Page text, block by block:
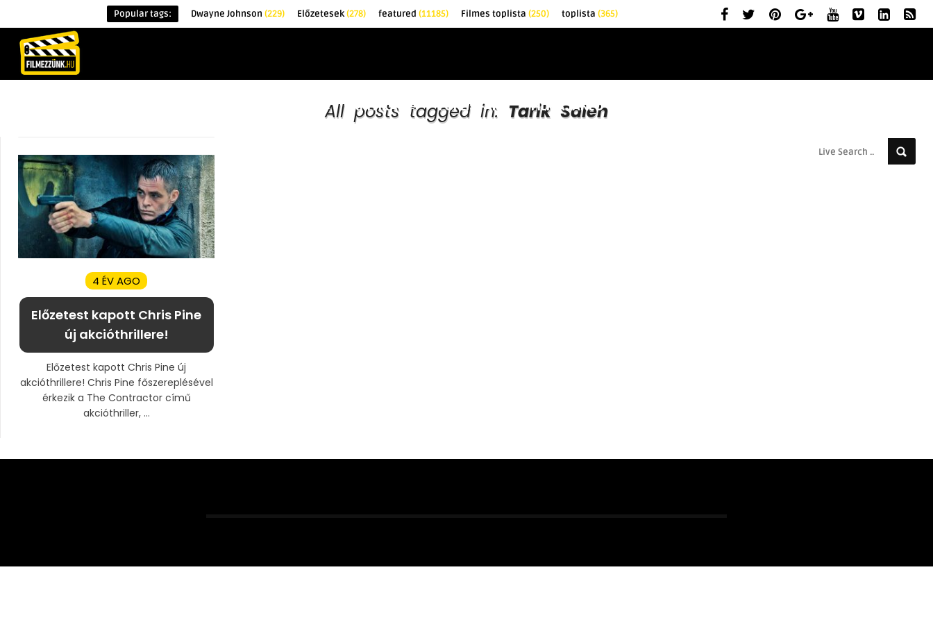
Popular tags: Dwayne Johnson (229) Előzetesek(278) featured (11185) Filmes toplista (250) toplista (365)
KRITIKÁK TOPLISTÁK FILMAJÁNLÓ
All posts tagged in: Tarik Saleh
4 ÉV AGO
Előzetest kapott Chris Pine
új akcióthrillere!
Előzetest kapott Chris Pine új
akcióthrillere! Chris Pine főszereplésével
érkezik a The Contractor című
akcióthriller, ...